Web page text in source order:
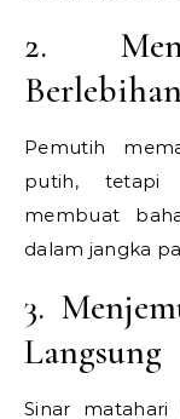
2.
Berlebihan
Pemutih
putih, tetapi
membuat
dalam jangka
3.
Langsung
Sinar